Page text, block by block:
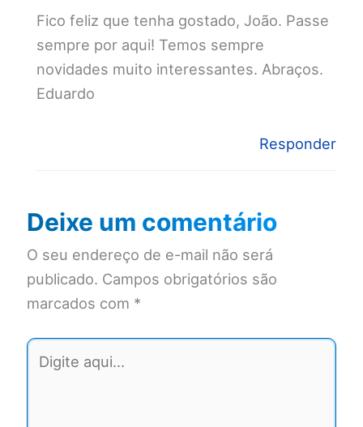
Fico feliz que tenha gostado, João. Passe
sempre por aqui! Temos sempre
novidades muito interessantes. Abraços.
Eduardo
Responder
Deixe um comentário
O seu endereço de e-mail não será
publicado. Campos obrigatórios são
marcados com *
Digite
aqui...